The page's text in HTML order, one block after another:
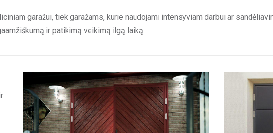
garažui, tiek garažams, kurie naudojami intensyviam darbui ar
ir patikimą veikimą ilgą laiką.